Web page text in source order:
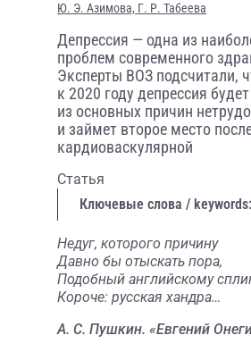
Ю. Э. Азимова, Г. Р. Табеева
Депрессия — одна из
проблем современного
Эксперты ВОЗ подсчитали,
к 2020 году депрессия
из основных причин
и займет второе место
кардиоваскулярной
Статья
Ключевые слова / keywords:
Недуг, которого причину
Давно бы отыскать пора,
Подобный английскому
Короче: русская хандра…
А. С. Пушкин. «Евгений